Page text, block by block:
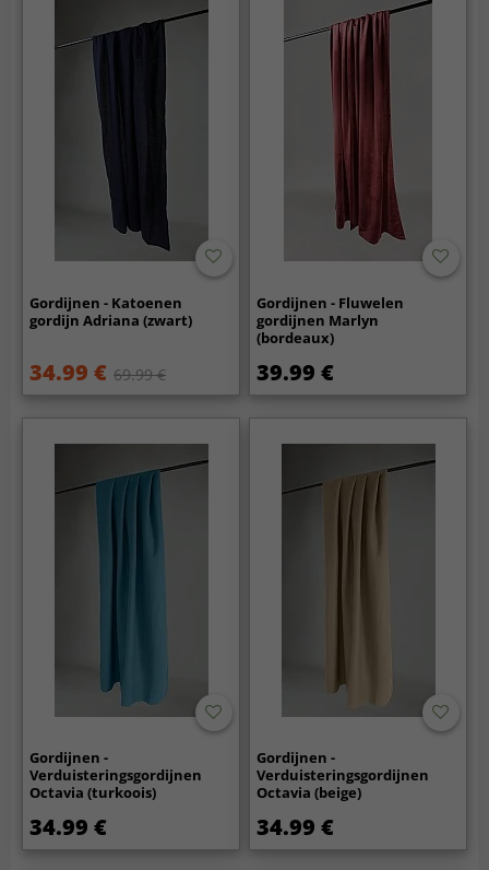
Gordijnen - Katoenen
gordijn Adriana (zwart)
34.99 € 69.99 €
Gordijnen - Fluwelen
gordijnen Marlyn
(bordeaux)
39.99 €
Gordijnen -
Verduisteringsgordijnen
Octavia (turkoois)
34.99 €
Gordijnen -
Verduisteringsgordijnen
Octavia (beige)
34.99 €